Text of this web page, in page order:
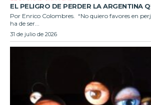
EL PELIGRO DE PERDER LA ARGENTINA
Por Enrico Colombres. “No quiero favores en perjuicio de mi país; este
ha de ser...
31 de julio de 2026